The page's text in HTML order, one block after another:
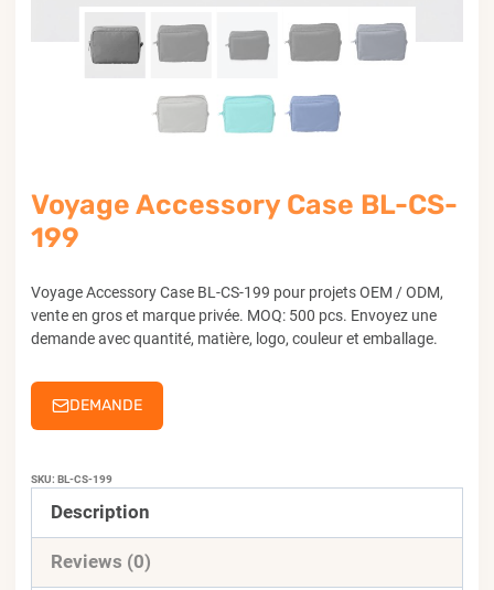
Voyage Accessory Case BL-CS-
199
Voyage Accessory Case BL-CS-199 pour projets OEM / ODM,
vente en gros et marque privée. MOQ: 500 pcs. Envoyez une
demande avec quantité, matière, logo, couleur et emballage.
DEMANDE
SKU: BL-CS-199
Description
Reviews (0)